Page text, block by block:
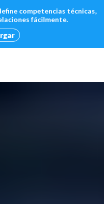
competencias técnicas,
fácilmente.